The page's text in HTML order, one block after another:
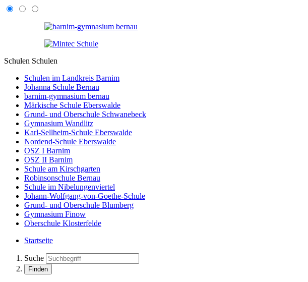
Schulen Schulen
Schulen im Landkreis Barnim
Johanna Schule Bernau
barnim-gymnasium bernau
Märkische Schule Eberswalde
Grund- und Oberschule Schwanebeck
Gymnasium Wandlitz
Karl-Sellheim-Schule Eberswalde
Nordend-Schule Eberswalde
OSZ I Barnim
OSZ II Barnim
Schule am Kirschgarten
Robinsonschule Bernau
Schule im Nibelungenviertel
Johann-Wolfgang-von-Goethe-Schule
Grund- und Oberschule Blumberg
Gymnasium Finow
Oberschule Klosterfelde
Startseite
Suche
Finden